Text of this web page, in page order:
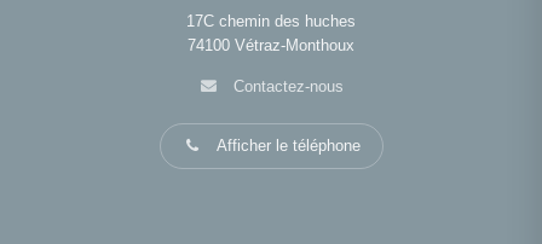
17C chemin des huches
74100 Vétraz-Monthoux
Contactez-nous
Afficher le téléphone